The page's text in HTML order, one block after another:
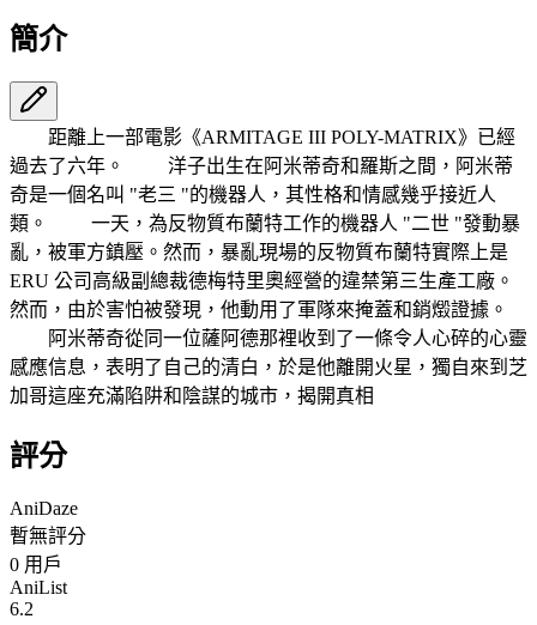
簡介
距離上一部電影《ARMITAGE III POLY-MATRIX》已經
過去了六年。 洋子出生在阿米蒂奇和羅斯之間，阿米蒂
奇是一個名叫 "老三 "的機器人，其性格和情感幾乎接近人
類。 一天，為反物質布蘭特工作的機器人 "二世 "發動暴
亂，被軍方鎮壓。然而，暴亂現場的反物質布蘭特實際上是
ERU 公司高級副總裁德梅特里奧經營的違禁第三生產工廠。
然而，由於害怕被發現，他動用了軍隊來掩蓋和銷燬證據。
阿米蒂奇從同一位薩阿德那裡收到了一條令人心碎的心靈
感應信息，表明了自己的清白，於是他離開火星，獨自來到芝
加哥這座充滿陷阱和陰謀的城市，揭開真相
評分
AniDaze
暫無評分
0 用戶
AniList
6.2